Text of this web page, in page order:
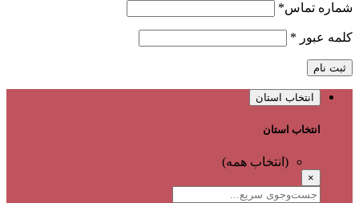
شماره تماس*
کلمه عبور *
ثبت نام
انتخاب استان
انتخاب استان
(انتخاب همه)
×